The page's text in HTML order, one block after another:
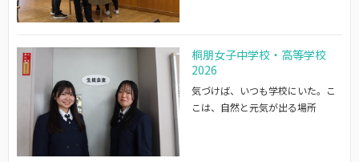
桐朋女子中学校・高等学校
2026
気づけば、いつも学校にいた。こ
こは、自然と元気が出る場所